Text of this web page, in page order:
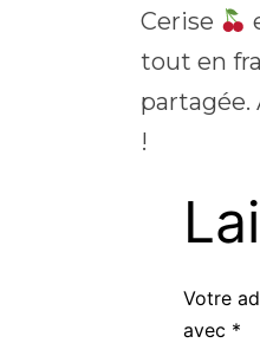
Cerise
tout en
partagée.
!
Votre
avec *